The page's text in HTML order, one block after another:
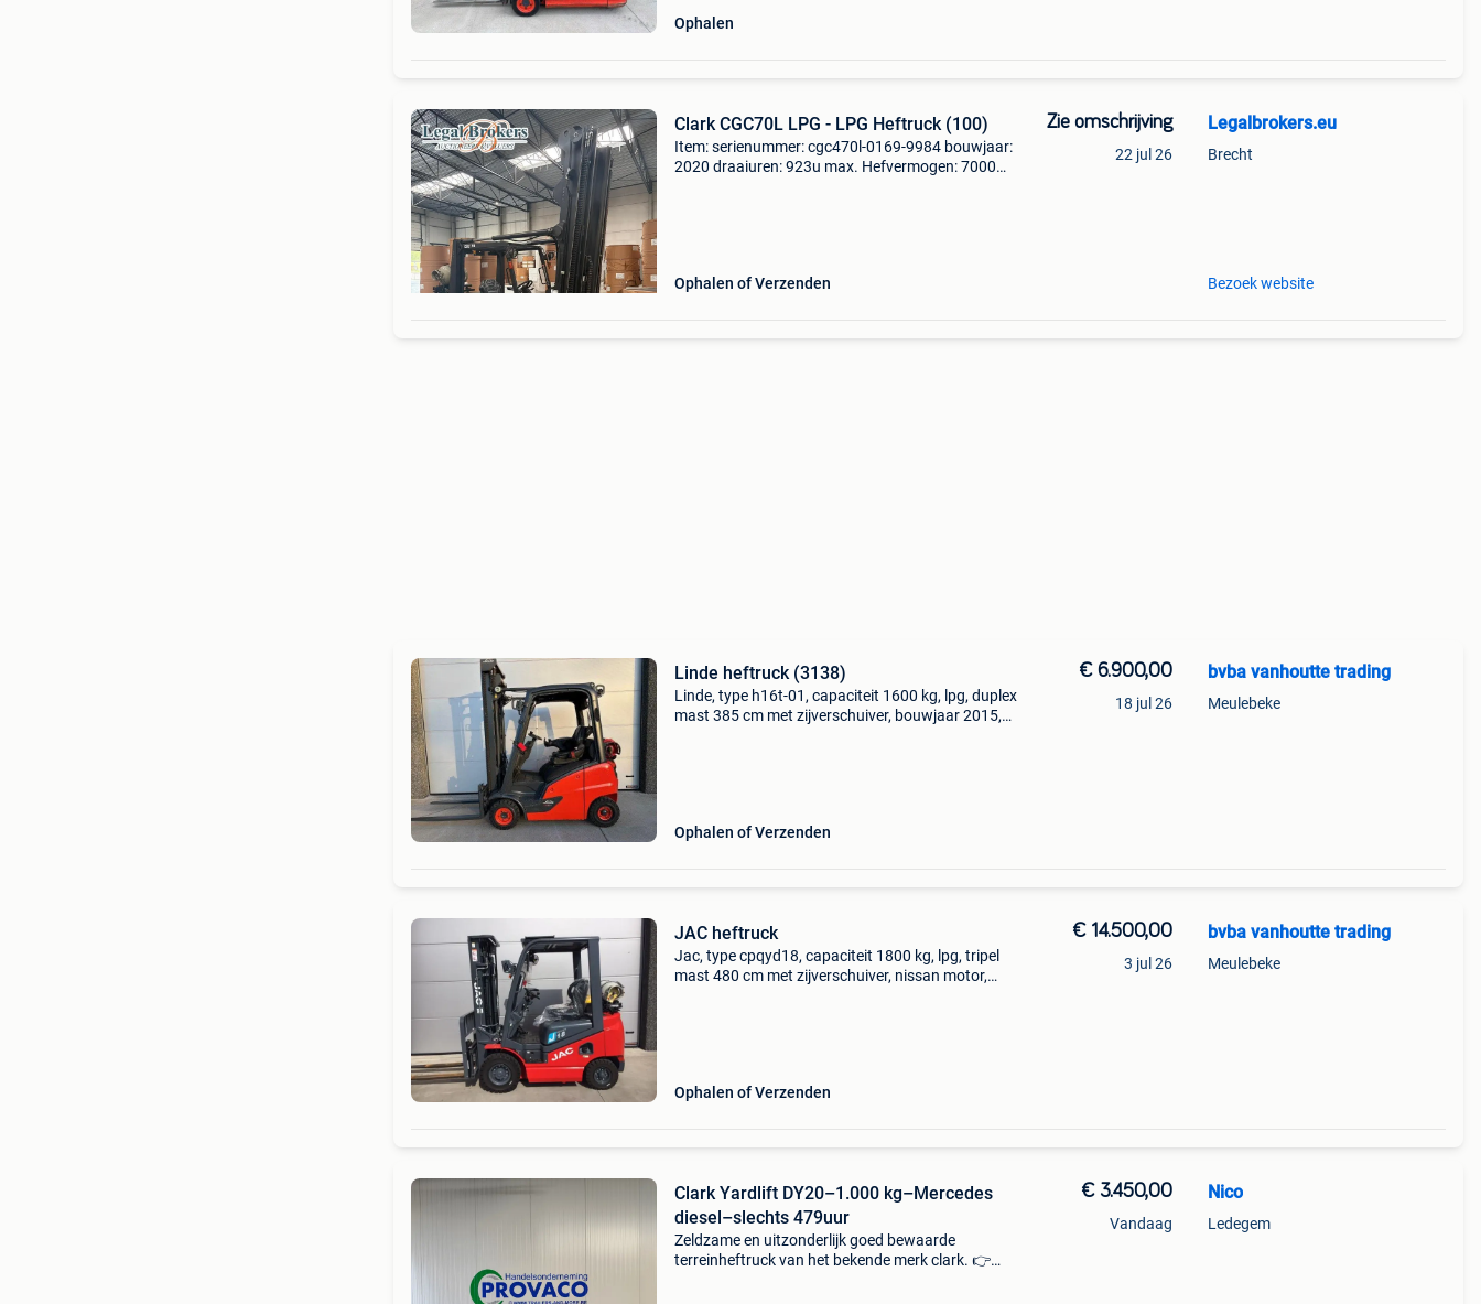
Ophalen
Clark CGC70L LPG - LPG Heftruck (100)
Item: serienummer: cgc470l-0169-9984 bouwjaar:
2020 draaiuren: 923u max. Hefvermogen: 7000
Ophalen of Verzenden
Zie omschrijving
22 jul 26
Legalbrokers.eu
Brecht
Bezoek website
Linde heftruck (3138)
Linde, type h16t-01, capaciteit 1600 kg, lpg, duplex
mast 385 cm met zijverschuiver, bouwjaar 2015,
Ophalen of Verzenden
€ 6.900,00
18 jul 26
bvba vanhoutte trading
Meulebeke
JAC heftruck
Jac, type cpqyd18, capaciteit 1800 kg, lpg, tripel
mast 480 cm met zijverschuiver, nissan motor,
Ophalen of Verzenden
€ 14.500,00
3 jul 26
bvba vanhoutte trading
Meulebeke
Clark Yardlift DY20–1.000 kg–Mercedes
diesel–slechts 479uur
Zeldzame en uitzonderlijk goed bewaarde
terreinheftruck van het bekende merk clark. 👉
€ 3.450,00
Vandaag
Nico
Ledegem